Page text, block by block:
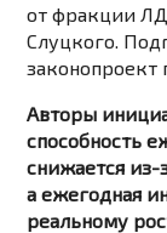
от фракции
Слуцкого.
Авторы
способность
снижается из-
а ежегодная
реальному